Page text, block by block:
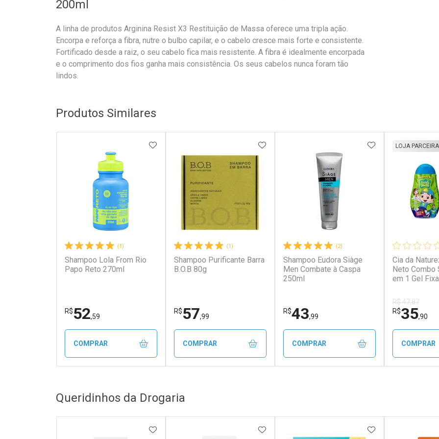
200ml
A linha de produtos Arginina Resist X3 Restituição de Massa oferece uma tripla ação.
Encorpa e reforça a fibra, nutre o bulbo capilar, e o cabelo cresce mais forte e consistente.
Fortificado desde a raiz, o seu cabelo fica mais resistente. A fibra é idealmente encorpada
e o comprimento dos fios ganha mais consistência. Os seus cabelos nunca foram tão
lindos.
Produtos Similares
(1)
Shampoo Lola From Rio
Papo Reto 270ml
R$52,59
ADICIONAR AOS FAVORITOS
COMPRAR
Laboratório
Por Menos
(1)
Shampoo Purificante Barra
B.O.B 80g
R$57,99
ADICIONAR AOS FAVORITOS
COMPRAR
Laboratório
Por Menos
(2)
Shampoo Eudora Siàge
Men Combate à Caspa
250ml
R$43,99
ADICIONAR AOS
COMPRAR
Cia da
Neto Combo
em 1 Gel
LOJA PARCEIRA
R$ 47,87
R$35,90
COMPRAR
Queridinhos da Drogaria
ADICIONAR AOS FAVORITOSADICIONAR AOS FAVORITOSADICIONAR AOS